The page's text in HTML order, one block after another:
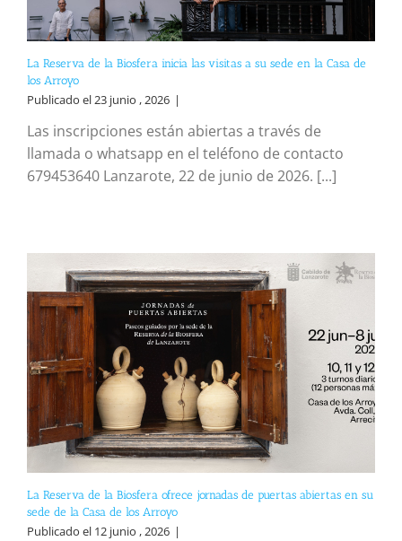
La Reserva de la Biosfera inicia las visitas a su sede en la Casa de
los Arroyo
Publicado el 23 junio , 2026 |
Las inscripciones están abiertas a través de
llamada o whatsapp en el teléfono de contacto
679453640 Lanzarote, 22 de junio de 2026. [...]
La Reserva de la Biosfera ofrece jornadas de puertas abiertas en su
sede de la Casa de los Arroyo
Publicado el 12 junio , 2026 |